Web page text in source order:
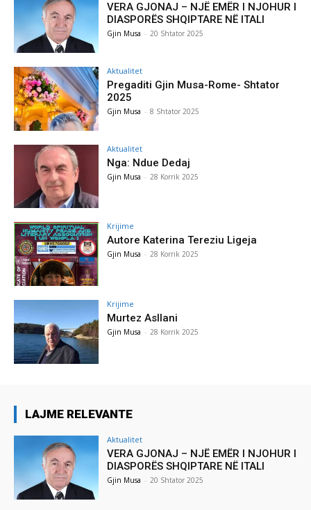
VERA GJONAJ – NJË EMËR I NJOHUR I
DIASPORËS SHQIPTARE NË ITALI
Gjin Musa - 20 Shtator 2025
Aktualitet
Pregaditi Gjin Musa-Rome- Shtator
2025
Gjin Musa - 8 Shtator 2025
Aktualitet
Nga: Ndue Dedaj
Gjin Musa - 28 Korrik 2025
Krijime
Autore Katerina Tereziu Ligeja
Gjin Musa - 28 Korrik 2025
Krijime
Murtez Asllani
Gjin Musa - 28 Korrik 2025
LAJME RELEVANTE
Aktualitet
VERA GJONAJ – NJË EMËR I NJOHUR I
DIASPORËS SHQIPTARE NË ITALI
Gjin Musa - 20 Shtator 2025